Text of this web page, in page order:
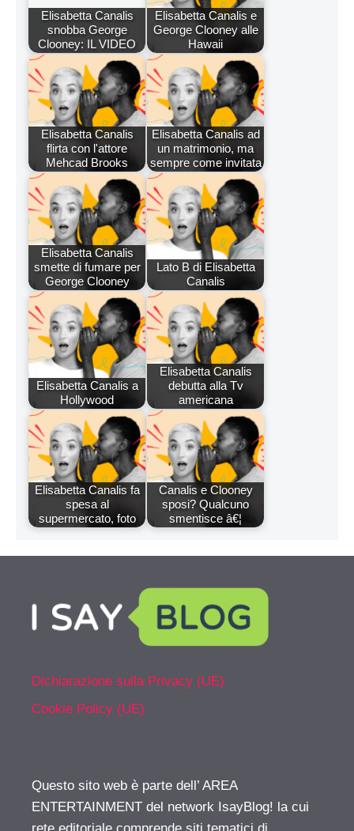
Elisabetta Canalis
snobba George
Clooney: IL VIDEO
Elisabetta Canalis e
George Clooney alle
Hawaii
Elisabetta Canalis
flirta con l'attore
Mehcad Brooks
Elisabetta Canalis ad
un matrimonio, ma
sempre come invitata
Elisabetta Canalis
smette di fumare per
George Clooney
Lato B di Elisabetta
Canalis
Elisabetta Canalis a
Hollywood
Elisabetta Canalis
debutta alla Tv
americana
Elisabetta Canalis fa
spesa al
supermercato, foto
Canalis e Clooney
sposi? Qualcuno
smentisce â€¦
Dichiarazione sulla Privacy (UE)
Cookie Policy (UE)
Questo sito web è parte dell’ AREA
ENTERTAINMENT del network IsayBlog! la cui